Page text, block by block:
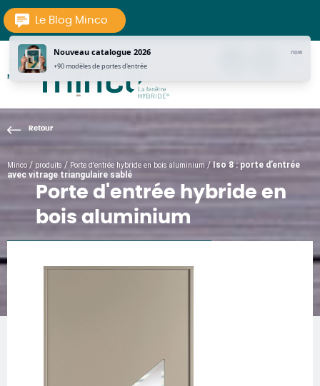
Aller au texte
Aller au menu
Le Blog Minco
MENU
Passer
contenu
Menu principal
Minco / produits / Porte d'entrée hybride en bois aluminium/ Iso 8 : porte d’entrée
avec vitrage triangulaire sablé
Porte d'entrée hybride en
bois aluminium
Nouveau catalogue 2026 now
+90 modèles de portes d'entrée